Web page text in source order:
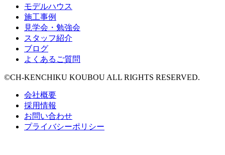
モデルハウス
施工事例
見学会・勉強会
スタッフ紹介
ブログ
よくあるご質問
©CH-KENCHIKU KOUBOU ALL RIGHTS RESERVED.
会社概要
採用情報
お問い合わせ
プライバシーポリシー